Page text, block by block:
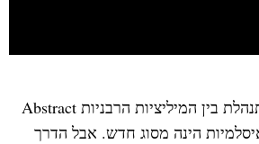
Abstract מלחמת הקודש המתנהלת בין המיליציות הרבניות
הינה מסוג חדש. אבל הדרך